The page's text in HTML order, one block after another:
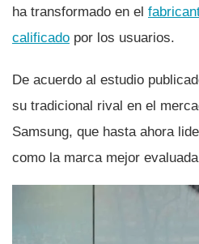
ha transformado en el
calificado por los usuarios.
De acuerdo al estudio
su tradicional rival en el
Samsung, que hasta ahora
como la marca mejor